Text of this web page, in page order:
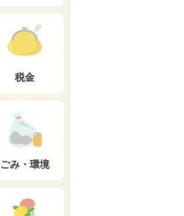
税金
ごみ・環境